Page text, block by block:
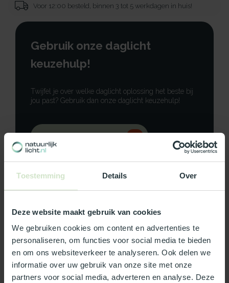
Toestemming Details Over
Deze website maakt gebruik van cookies
We gebruiken cookies om content en advertenties te
personaliseren, om functies voor social media te bieden
en om ons websiteverkeer te analyseren. Ook delen we
informatie over uw gebruik van onze site met onze
partners voor social media, adverteren en analyse. Deze
Voor 12:00 besteld, binnen 3 tot 5 werkdagen in huis!
Gebruik onze daglicht
keuzehulp!
Twijfel je over welke daglicht oplossing het beste bij
jou past? Gebruik dan onze daglicht keuzehulp!
Neem contact op
Productomschrijving
Specificaties
Reviews